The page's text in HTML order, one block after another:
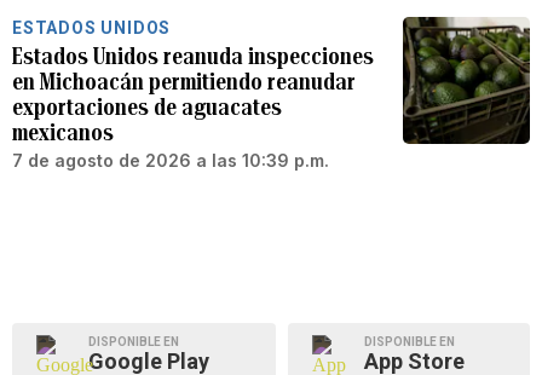
ESTADOS UNIDOS
Estados Unidos reanuda inspecciones
en Michoacán permitiendo reanudar
exportaciones de aguacates
mexicanos
7 de agosto de 2026 a las 10:39 p.m.
DISPONIBLE EN
Google Play
DISPONIBLE EN
App Store